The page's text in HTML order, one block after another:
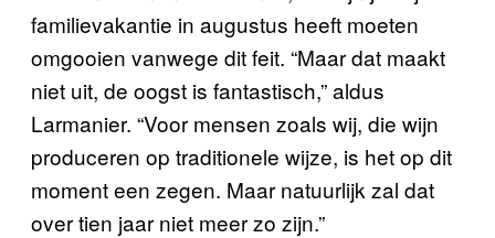
familievakantie in augustus heeft moeten
omgooien vanwege dit feit. “Maar dat maakt
niet uit, de oogst is fantastisch,” aldus
Larmanier. “Voor mensen zoals wij, die wijn
produceren op traditionele wijze, is het op dit
moment een zegen. Maar natuurlijk zal dat
over tien jaar niet meer zo zijn.”